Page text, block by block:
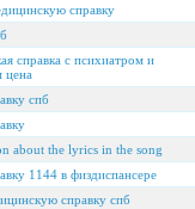
справку
справка с психиатром и
цена
спб
about the lyrics in the song
1144 в физдиспансере
справку спб